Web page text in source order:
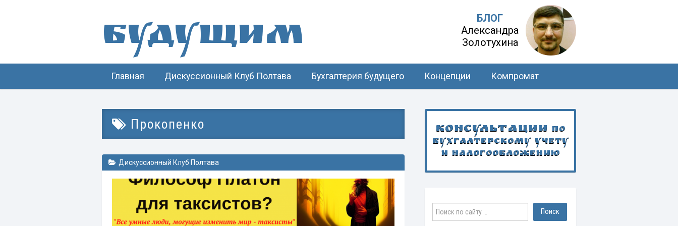
Будущим
БЛОГ
Александра
Золотухина
Главная Дискуссионный Клуб Полтава Бухгалтерия будущего Концепции Компромат
Прокопенко
Дискуссионный Клуб Полтава
Консультации по
бухгалтерскому учету
и налогообложению